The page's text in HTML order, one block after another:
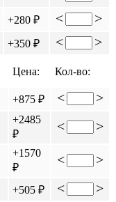
+280 ₽ < >
+350 ₽ < >
Цена: Кол-во:
+875 ₽ < >
+2485
₽
< >
+1570
₽
< >
+505 ₽ < >